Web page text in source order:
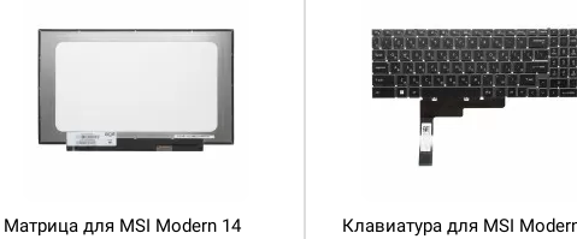
Матрица для MSI Modern 14
Клавиатура для MSI